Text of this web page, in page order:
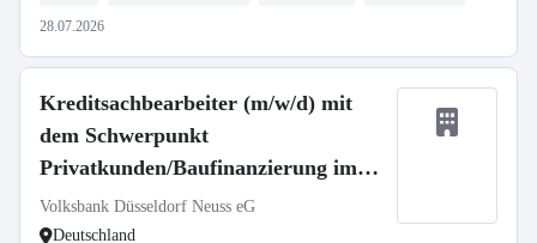
28.07.2026
Kreditsachbearbeiter (m/w/d) mit
dem Schwerpunkt
Privatkunden/Baufinanzierung im
Bestandsgeschäft
Volksbank Düsseldorf Neuss eG
Deutschland